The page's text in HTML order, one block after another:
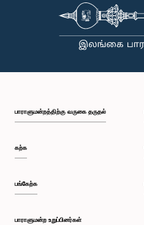
பாராளுமன்றத்திற்கு வருகை தருதல்
கற்க
பங்கேற்க
பாராளுமன்ற உறுப்பினர்கள்